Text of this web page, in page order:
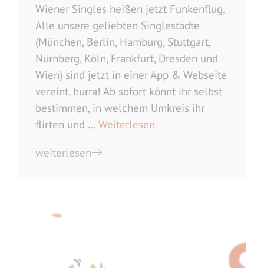
Wiener Singles heißen jetzt Funkenflug.
Alle unsere geliebten Singlestädte
(München, Berlin, Hamburg, Stuttgart,
Nürnberg, Köln, Frankfurt, Dresden und
Wien) sind jetzt in einer App & Webseite
vereint, hurra! Ab sofort könnt ihr selbst
bestimmen, in welchem Umkreis ihr
flirten und ... Weiterlesen
weiterlesen